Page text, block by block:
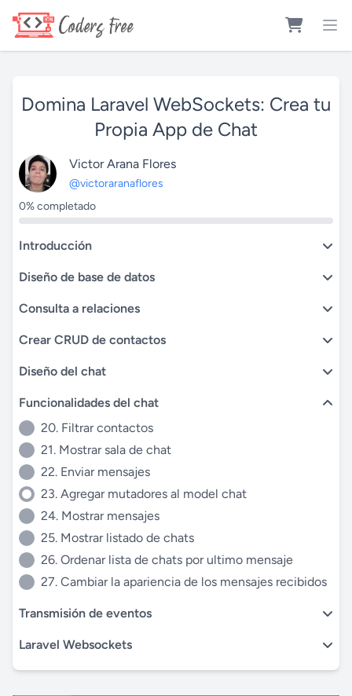
Domina Laravel WebSockets: Crea tu
Propia App de Chat
Victor Arana Flores
@victoraranaflores
0% completado
Introducción
Diseño de base de datos
Consulta a relaciones
Crear CRUD de contactos
Diseño del chat
Funcionalidades del chat
20. Filtrar contactos
21. Mostrar sala de chat
22. Enviar mensajes
23. Agregar mutadores al model chat
24. Mostrar mensajes
25. Mostrar listado de chats
26. Ordenar lista de chats por ultimo mensaje
27. Cambiar la apariencia de los mensajes recibidos
Transmisión de eventos
Laravel Websockets